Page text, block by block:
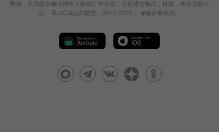
数据，并同意在电信网络上接收广告信息，包括通过电话，传真，移动无线电
话。 ©JSC乌拉尔航空，2013- 2026 。保留所有权利。